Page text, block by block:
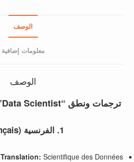
الوصف
معلومات إضافية
الوصف
ترجمات ونطق “Data Scientist” في اللغات الرئيسية
1. الفرنسية (Français)
Translation: Scientifique des Données